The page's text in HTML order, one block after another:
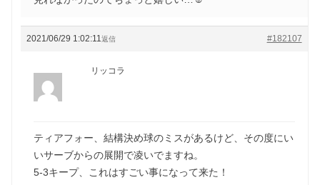
2021/06/29 1:02:11 #182107
返信
リッコラ
ティアフォー、結構決め球のミスがあるけど、その度にい
いサーブからの展開で凌いでますね。
5-3キープ、これはすごい事になって来た！